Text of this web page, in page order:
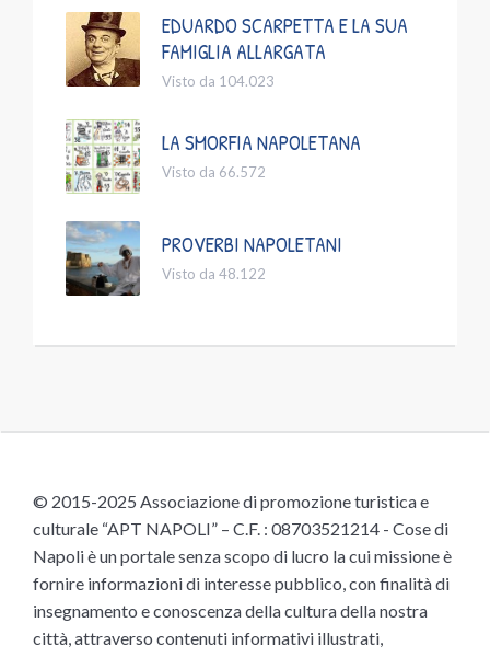
EDUARDO SCARPETTA E LA SUA
FAMIGLIA ALLARGATA
Visto da 104.023
LA SMORFIA NAPOLETANA
Visto da 66.572
PROVERBI NAPOLETANI
Visto da 48.122
© 2015-2025 Associazione di promozione turistica e
culturale “APT NAPOLI” – C.F. : 08703521214 - Cose di
Napoli è un portale senza scopo di lucro la cui missione è
fornire informazioni di interesse pubblico, con finalità di
insegnamento e conoscenza della cultura della nostra
città, attraverso contenuti informativi illustrati,